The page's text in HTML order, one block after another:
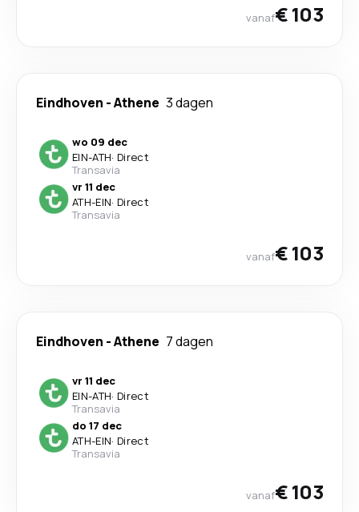
vanaf€ 103
Eindhoven -Athene 3 dagen
wo 09 dec
EIN-ATH· Direct
Transavia
vr 11 dec
ATH-EIN· Direct
Transavia
vanaf€ 103
Eindhoven -Athene 7 dagen
vr 11 dec
EIN-ATH· Direct
Transavia
do 17 dec
ATH-EIN· Direct
Transavia
vanaf€ 103